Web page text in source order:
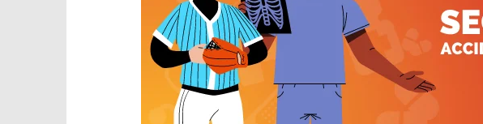
¿Qué es la prueba de buena salud?
Seguro de accidentes
México
enero,
2026
Journey